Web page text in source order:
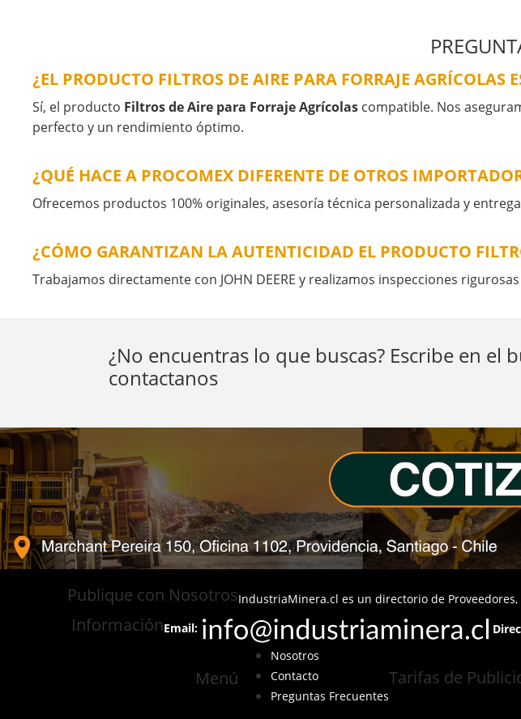
¿EL PRODUCTO FILTROS DE AIRE PARA FORRAJE
Sí, el producto Filtros de Aire para Forraje Agrícolas compatible. Nos
perfecto y un rendimiento óptimo.
¿QUÉ HACE A PROCOMEX DIFERENTE DE OTROS
Ofrecemos productos 100% originales, asesoría técnica personalizada y
¿CÓMO GARANTIZAN LA AUTENTICIDAD EL PRODUCTO
Trabajamos directamente con JOHN DEERE y realizamos inspecciones
¿No encuentras lo que buscas? Escribe en
contactanos
Publique con NosotrosIndustriaMinera.cl es un directorio de
InformaciónEmail:
Menú
Nosotros
Contacto
Preguntas Frecuentes
Tarifas de